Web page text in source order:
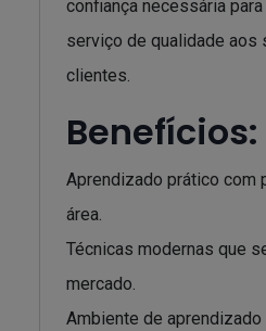
confiança necessária
serviço de qualidade aos
clientes.
Benefícios:
Aprendizado prático com
área.
Técnicas modernas que
mercado.
Ambiente de aprendizado